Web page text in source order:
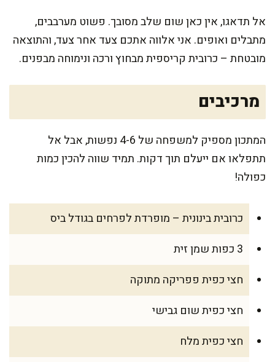
אל תדאגו, אין כאן שום שלב מסובך. פשוט מערבבים,
מתבלים ואופים. אני אלווה אתכם צעד אחר צעד, והתוצאה
מובטחת – כרובית קריספית מבחוץ ורכה ונימוחה מבפנים.
מרכיבים
המתכון מספיק למשפחה של 4-6 נפשות, אבל אל
תתפלאו אם ייעלם תוך דקות. תמיד שווה להכין כמות
כפולה!
כרובית בינונית – מופרדת לפרחים בגודל ביס
3 כפות שמן זית
חצי כפית פפריקה מתוקה
חצי כפית שום גבישי
חצי כפית מלח